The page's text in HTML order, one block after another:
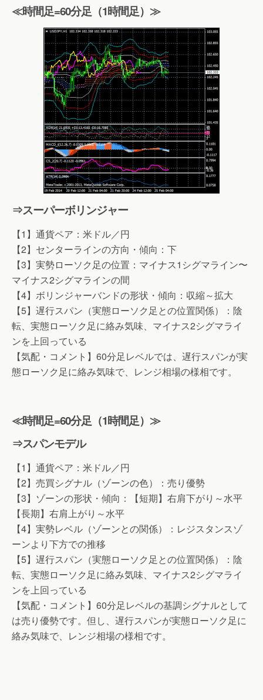
≪時間足=60分足（1時間足）≫
⇒スーパーボリンジャー
【1】通貨ペア：米ドル／円
【2】センターラインの方向・傾向：下
【3】実勢ローソク足の位置：マイナス1シグマライン〜
マイナス2シグマラインの間
【4】ボリンジャーバンドの形状・傾向：収縮～拡大
【5】遅行スパン（実態ローソク足との位置関係）：陰
転、実態ローソク足に絡み気味、マイナス2シグマライ
ンを上回っている
【気配・コメント】60分足レベルでは、遅行スパンが実
態ローソク足に絡み気味で、レンジ相場の様相です。
≪時間足=60分足（1時間足）≫
⇒スパンモデル
【1】通貨ペア：米ドル／円
【2】売買シグナル（ゾーンの色）：売り優勢
【3】ゾーンの形状・傾向：【短期】右肩下がり～水平
【長期】右肩上がり～水平
【4】実勢レベル（ゾーンとの関係）：レジスタンスゾ
ーンより下方での推移
【5】遅行スパン（実態ローソク足との位置関係）：陰
転、実態ローソク足に絡み気味、マイナス2シグマライ
ンを上回っている
【気配・コメント】60分足レベルの基調シグナルとして
は売り優勢です。但し、遅行スパンが実態ローソク足に
絡み気味で、レンジ相場の様相です。